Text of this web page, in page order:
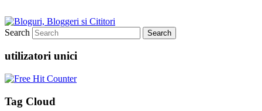
Search
utilizatori unici
Tag Cloud